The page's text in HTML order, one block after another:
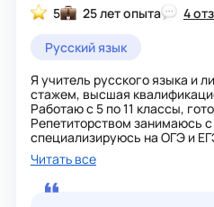
5 25 лет опыта
4
Русский язык
Я учитель русского языка и
стажем, высшая
Работаю с 5 по 11 классы,
Репетиторством занимаюсь с
специализируюсь на ОГЭ и
учеников — 80+. Нахожу
каждому, объясняю просто и
Читать все